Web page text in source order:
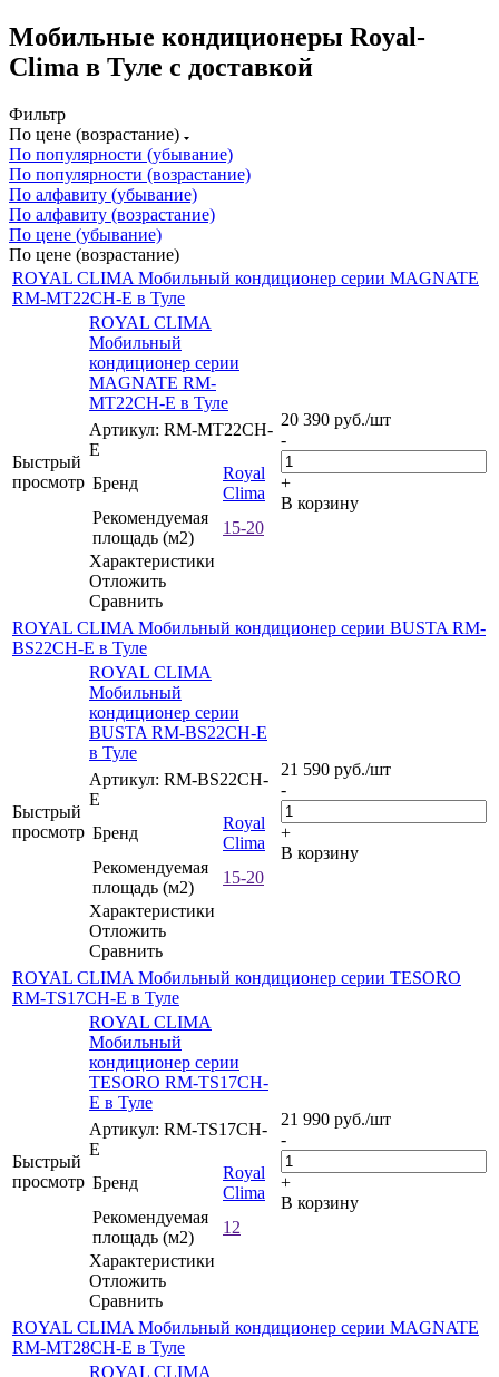
Мобильные кондиционеры Royal-
Clima в Туле с доставкой
Фильтр
По цене (возрастание)
По популярности (убывание)
По популярности (возрастание)
По алфавиту (убывание)
По алфавиту (возрастание)
По цене (убывание)
По цене (возрастание)
ROYAL CLIMA Мобильный кондиционер серии MAGNATE
RM-MT22CH-E в Туле
Быстрый
просмотр
ROYAL CLIMA
Мобильный
кондиционер серии
MAGNATE RM-
MT22CH-E в Туле
Артикул: RM-MT22CH-
E
Бренд
Royal
Clima
Рекомендуемая
площадь (м2)
15-20
Характеристики
Отложить
Сравнить
20 390 руб./шт
-
+
В корзину
ROYAL CLIMA Мобильный кондиционер серии BUSTA RM-
BS22CH-E в Туле
Быстрый
просмотр
ROYAL CLIMA
Мобильный
кондиционер серии
BUSTA RM-BS22CH-E
в Туле
Артикул: RM-BS22CH-
E
Бренд
Royal
Clima
Рекомендуемая
площадь (м2)
15-20
Характеристики
Отложить
Сравнить
21 590 руб./шт
-
+
В корзину
ROYAL CLIMA Мобильный кондиционер cерии TESORO
RM-TS17CH-E в Туле
Быстрый
просмотр
ROYAL CLIMA
Мобильный
кондиционер cерии
TESORO RM-TS17CH-
E в Туле
Артикул: RM-TS17CH-
E
Бренд
Royal
Clima
Рекомендуемая
площадь (м2)
12
Характеристики
Отложить
Сравнить
21 990 руб./шт
-
+
В корзину
ROYAL CLIMA Мобильный кондиционер серии MAGNATE
RM-MT28CH-E в Туле
ROYAL CLIMA